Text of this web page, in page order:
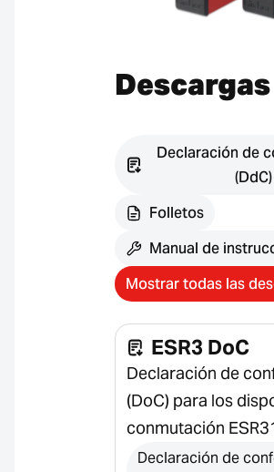
Descargas
Declaración de
(DdC)
Folletos
Manual de
Mostrar todas las
ESR3 DoC
Declaración de
(DoC) para los
conmutación
Declaración de